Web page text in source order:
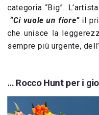
categoria “Big”.
“Ci vuole un fiore”il
che unisce la
sempre più urgente,
… Rocco Hunt per i